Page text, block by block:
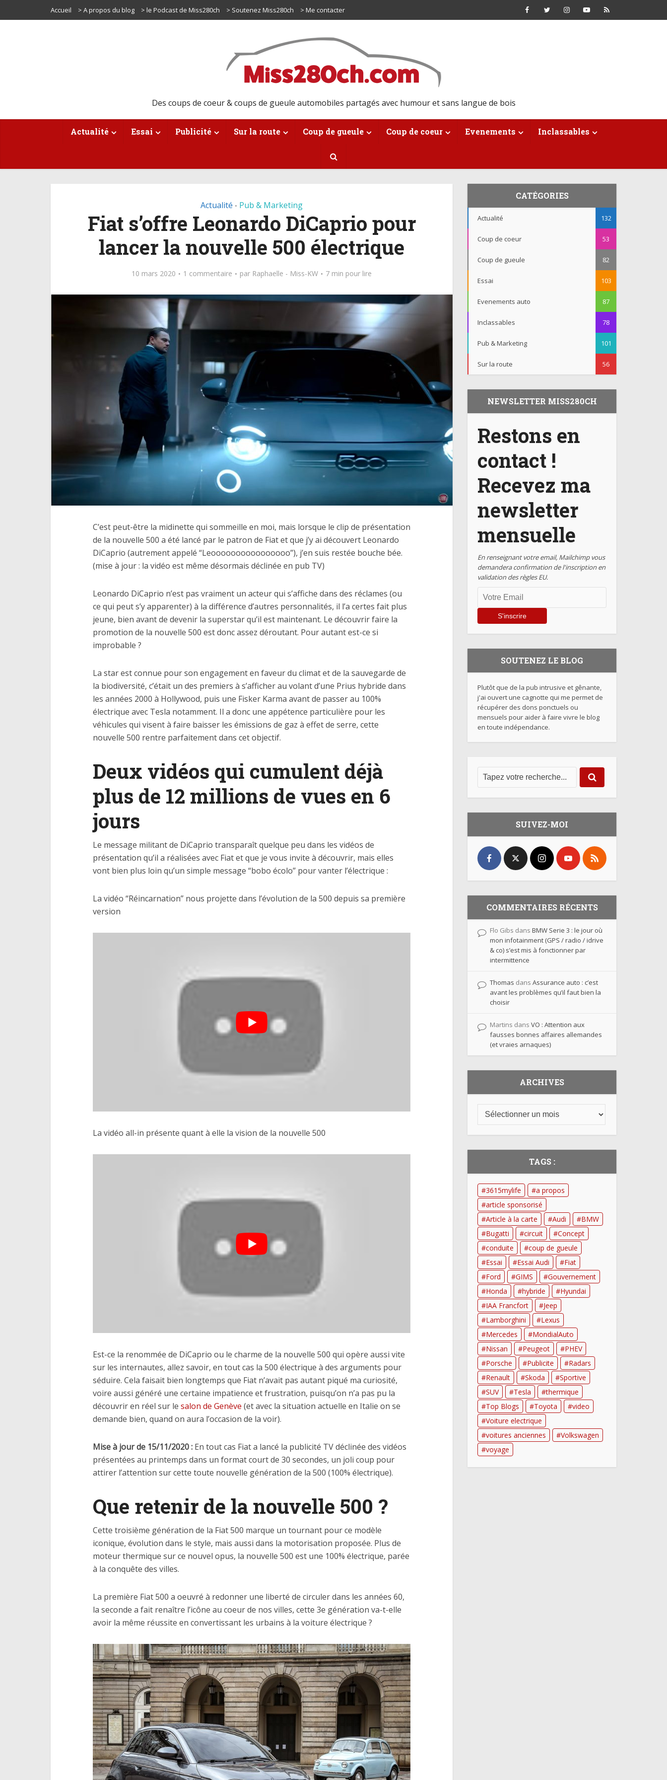
Accueil > A propos du blog > le Podcast de Miss280ch > Soutenez Miss280ch > Me contacter
Des coups de coeur & coups de gueule automobiles partagés avec humour et sans langue de bois
Actualité Essai Publicité Sur la route Coup de gueule Coup de coeur Evenements Inclassables
Actualité • Pub & Marketing
Fiat s’offre Leonardo DiCaprio pour
lancer la nouvelle 500 électrique
10 mars 2020 1 commentaire par Raphaelle - Miss-KW 7 min pour lire
C’est peut-être la midinette qui sommeille en moi, mais lorsque le clip de présentation
de la nouvelle 500 a été lancé par le patron de Fiat et que j’y ai découvert Leonardo
DiCaprio (autrement appelé “Leoooooooooooooooo”), j’en suis restée bouche bée.
(mise à jour : la vidéo est même désormais déclinée en pub TV)
Leonardo DiCaprio n’est pas vraiment un acteur qui s’affiche dans des réclames (ou
ce qui peut s’y apparenter) à la différence d’autres personnalités, il l’a certes fait plus
jeune, bien avant de devenir la superstar qu’il est maintenant. Le découvrir faire la
promotion de la nouvelle 500 est donc assez déroutant. Pour autant est-ce si
improbable ?
La star est connue pour son engagement en faveur du climat et de la sauvegarde de
la biodiversité, c’était un des premiers à s’afficher au volant d’une Prius hybride dans
les années 2000 à Hollywood, puis une Fisker Karma avant de passer au 100%
électrique avec Tesla notamment. Il a donc une appétence particulière pour les
véhicules qui visent à faire baisser les émissions de gaz à effet de serre, cette
nouvelle 500 rentre parfaitement dans cet objectif.
Deux vidéos qui cumulent déjà
plus de 12 millions de vues en 6
jours
Le message militant de DiCaprio transparaît quelque peu dans les vidéos de
présentation qu’il a réalisées avec Fiat et que je vous invite à découvrir, mais elles
vont bien plus loin qu’un simple message “bobo écolo” pour vanter l’électrique :
La vidéo “Réincarnation” nous projette dans l’évolution de la 500 depuis sa première
version
La vidéo all-in présente quant à elle la vision de la nouvelle 500
Est-ce la renommée de DiCaprio ou le charme de la nouvelle 500 qui opère aussi vite
sur les internautes, allez savoir, en tout cas la 500 électrique à des arguments pour
séduire. Cela faisait bien longtemps que Fiat n’avait pas autant piqué ma curiosité,
voire aussi généré une certaine impatience et frustration, puisqu’on n’a pas pu la
découvrir en réel sur le salon de Genève (et avec la situation actuelle en Italie on se
demande bien, quand on aura l’occasion de la voir).
Mise à jour de 15/11/2020 : En tout cas Fiat a lancé la publicité TV déclinée des vidéos
présentées au printemps dans un format court de 30 secondes, un joli coup pour
attirer l’attention sur cette toute nouvelle génération de la 500 (100% électrique).
Que retenir de la nouvelle 500 ?
Cette troisième génération de la Fiat 500 marque un tournant pour ce modèle
iconique, évolution dans le style, mais aussi dans la motorisation proposée. Plus de
moteur thermique sur ce nouvel opus, la nouvelle 500 est une 100% électrique, parée
à la conquête des villes.
La première Fiat 500 a oeuvré à redonner une liberté de circuler dans les années 60,
la seconde a fait renaître l’icône au coeur de nos villes, cette 3e génération va-t-elle
avoir la même réussite en convertissant les urbains à la voiture électrique ?
CATÉGORIES
Actualité 132
Coup de coeur 53
Coup de gueule 82
Essai 103
Evenements auto 87
Inclassables 78
Pub & Marketing 101
Sur la route 56
NEWSLETTER MISS280CH
Restons en
contact !
Recevez ma
newsletter
mensuelle
En renseignant votre email, Mailchimp vous
demandera confirmation de l'inscription en
validation des règles EU.
SOUTENEZ LE BLOG
Plutôt que de la pub intrusive et gênante,
j'ai ouvert une cagnotte qui me permet de
récupérer des dons ponctuels ou
mensuels pour aider à faire vivre le blog
en toute indépendance.
SUIVEZ-MOI
COMMENTAIRES RÉCENTS
Flo Gibs dans BMW Serie 3 : le jour où
mon infotainment (GPS / radio / idrive
& co) s’est mis à fonctionner par
intermittence
Thomas dans Assurance auto : c’est
avant les problèmes qu’il faut bien la
choisir
Martins dans VO : Attention aux
fausses bonnes affaires allemandes
(et vraies arnaques)
ARCHIVES
TAGS :
3615mylife
a propos
article sponsorisé
Article à la carte
Audi
BMW
Bugatti
circuit
Concept
conduite
coup de gueule
Essai
Essai Audi
Fiat
Ford
GIMS
Gouvernement
Honda
hybride
Hyundai
IAA Francfort
Jeep
Lamborghini
Lexus
Mercedes
MondialAuto
Nissan
Peugeot
PHEV
Porsche
Publicite
Radars
Renault
Skoda
Sportive
SUV
Tesla
thermique
Top Blogs
Toyota
video
Voiture electrique
voitures anciennes
Volkswagen
voyage